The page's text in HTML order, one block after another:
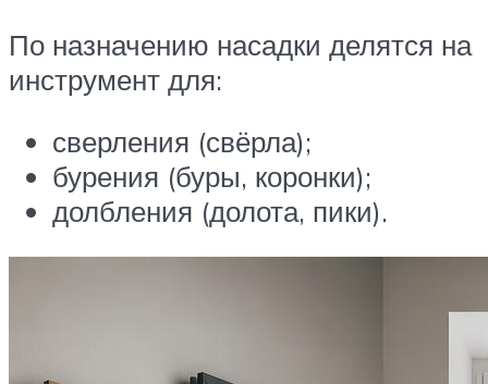
По назначению насадки делятся на
инструмент для:
сверления (свёрла);
бурения (буры, коронки);
долбления (долота, пики).